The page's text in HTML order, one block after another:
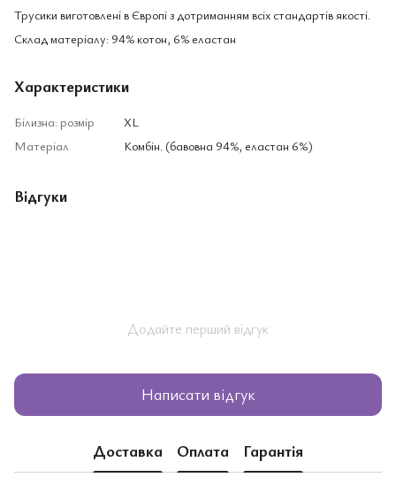
Трусики виготовлені в Європі з дотриманням всіх стандартів якості.
Склад матеріалу: 94% котон, 6% еластан
Характеристики
Білизна: розмір
XL
Матеріал
Комбін. (бавовна 94%, еластан 6%)
Відгуки
Додайте перший відгук
Написати відгук
Доставка Оплата Гарантія